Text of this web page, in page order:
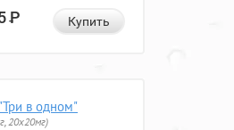
Р Купить
в одном"
20x20мг)